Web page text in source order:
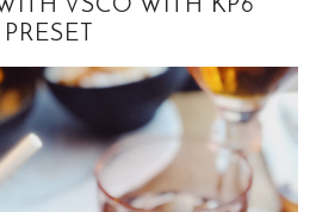
VSCO WITH KP6
PRESET